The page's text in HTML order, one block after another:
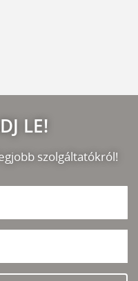
LE!
szolgáltatókról!